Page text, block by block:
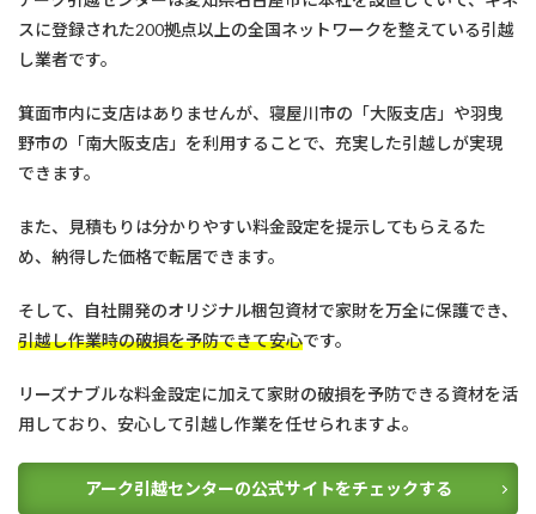
スに登録された200拠点以上の全国ネットワークを整えている引越
し業者です。
箕面市内に支店はありませんが、寝屋川市の「大阪支店」や羽曳
野市の「南大阪支店」を利用することで、充実した引越しが実現
できます。
また、見積もりは分かりやすい料金設定を提示してもらえるた
め、納得した価格で転居できます。
そして、自社開発のオリジナル梱包資材で家財を万全に保護でき、
引越し作業時の破損を予防できて安心です。
リーズナブルな料金設定に加えて家財の破損を予防できる資材を活
用しており、安心して引越し作業を任せられますよ。
アーク引越センターの公式サイトをチェックする